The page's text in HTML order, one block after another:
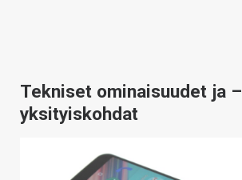
Tekniset ominaisuudet ja –
yksityiskohdat